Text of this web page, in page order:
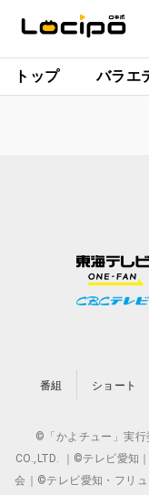
トップ バラエ
番組 ショート
©「かよチュー」実
CO.,LTD. ｜©テレビ愛知
会｜©テレビ愛知・フリ